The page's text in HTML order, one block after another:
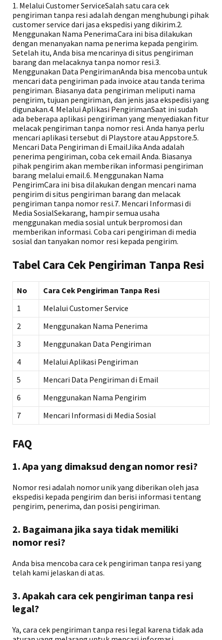
1. Melalui Customer ServiceSalah satu cara cek
pengiriman tanpa resi adalah dengan menghubungi pihak
customer service dari jasa ekspedisi yang dikirim.2.
Menggunakan Nama PenerimaCara ini bisa dilakukan
dengan menanyakan nama penerima kepada pengirim.
Setelah itu, Anda bisa mencarinya di situs pengiriman
barang dan melacaknya tanpa nomor resi.3.
Menggunakan Data PengirimanAnda bisa mencoba untuk
mencari data pengiriman pada invoice atau tanda terima
pengiriman. Biasanya data pengiriman meliputi nama
pengirim, tujuan pengiriman, dan jenis jasa ekspedisi yang
digunakan.4. Melalui Aplikasi PengirimanSaat ini sudah
ada beberapa aplikasi pengiriman yang menyediakan fitur
melacak pengiriman tanpa nomor resi. Anda hanya perlu
mencari aplikasi tersebut di Playstore atau Appstore.5.
Mencari Data Pengiriman di EmailJika Anda adalah
penerima pengiriman, coba cek email Anda. Biasanya
pihak pengirim akan memberikan informasi pengiriman
barang melalui email.6. Menggunakan Nama
PengirimCara ini bisa dilakukan dengan mencari nama
pengirim di situs pengiriman barang dan melacak
pengiriman tanpa nomor resi.7. Mencari Informasi di
Media SosialSekarang, hampir semua usaha
menggunakan media sosial untuk berpromosi dan
memberikan informasi. Coba cari pengiriman di media
sosial dan tanyakan nomor resi kepada pengirim.
Tabel Cara Cek Pengiriman Tanpa Resi
No
Cara Cek Pengiriman Tanpa Resi
1
Melalui Customer Service
2
Menggunakan Nama Penerima
3
Menggunakan Data Pengiriman
4
Melalui Aplikasi Pengiriman
5
Mencari Data Pengiriman di Email
6
Menggunakan Nama Pengirim
7
Mencari Informasi di Media Sosial
FAQ
1. Apa yang dimaksud dengan nomor resi?
Nomor resi adalah nomor unik yang diberikan oleh jasa
ekspedisi kepada pengirim dan berisi informasi tentang
pengirim, penerima, dan posisi pengiriman.
2. Bagaimana jika saya tidak memiliki
nomor resi?
Anda bisa mencoba cara cek pengiriman tanpa resi yang
telah kami jelaskan di atas.
3. Apakah cara cek pengiriman tanpa resi
legal?
Ya, cara cek pengiriman tanpa resi legal karena tidak ada